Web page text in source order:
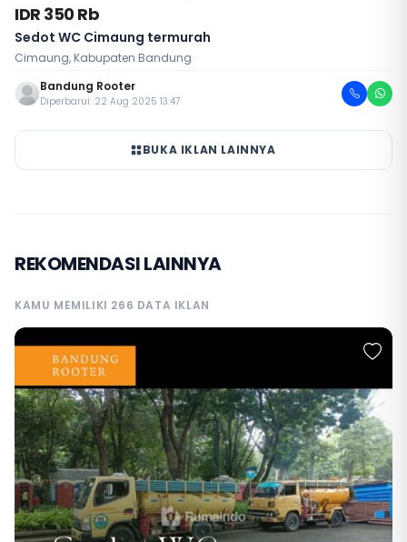
IDR 350 Rb
Sedot WC Cimaung termurah
Cimaung, Kabupaten Bandung
Bandung Rooter
Diperbarui: 22 Aug 2025 13:47
BUKA IKLAN LAINNYA
REKOMENDASI LAINNYA
KAMU MEMILIKI 266 DATA IKLAN